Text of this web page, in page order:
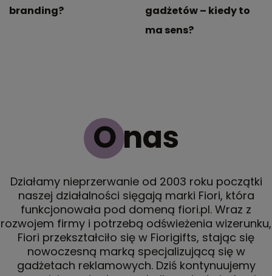
branding?
gadżetów – kiedy to
ma sens?
O nas
Działamy nieprzerwanie od 2003 roku początki
naszej działalności sięgają marki Fiori, która
funkcjonowała pod domeną fiori.pl. Wraz z
rozwojem firmy i potrzebą odświeżenia wizerunku,
Fiori przekształciło się w Fiorigifts, stając się
nowoczesną marką specjalizującą się w
gadżetach reklamowych. Dziś kontynuujemy